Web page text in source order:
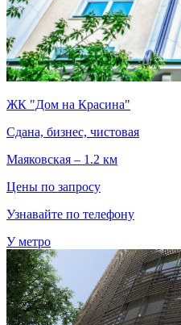
ЖК "Дом на Красина"
Сдана, бизнес, чистовая
Маяковская – 1.2 км
Цены по запросу
Узнавайте по телефону
У метро